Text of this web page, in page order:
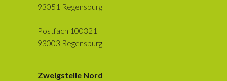
93051 Regensburg
Postfach 100321
93003 Regensburg
Zweigstelle Nord